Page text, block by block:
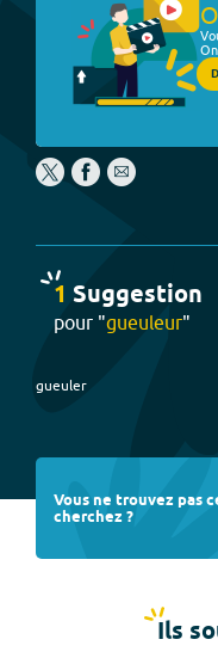
1 Suggestion
pour "gueuleur"
gueuler
Vous ne trouvez pas
cherchez ?
Ils